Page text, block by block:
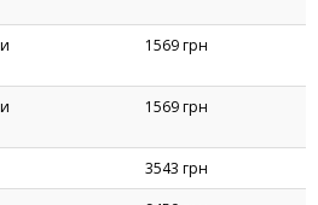
1569 грн
1569 грн
3543 грн